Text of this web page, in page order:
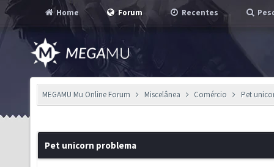
Home Forum Recentes
MEGAMU Mu Online Forum Miscelânea Comércio Pet
Pet unicorn problema